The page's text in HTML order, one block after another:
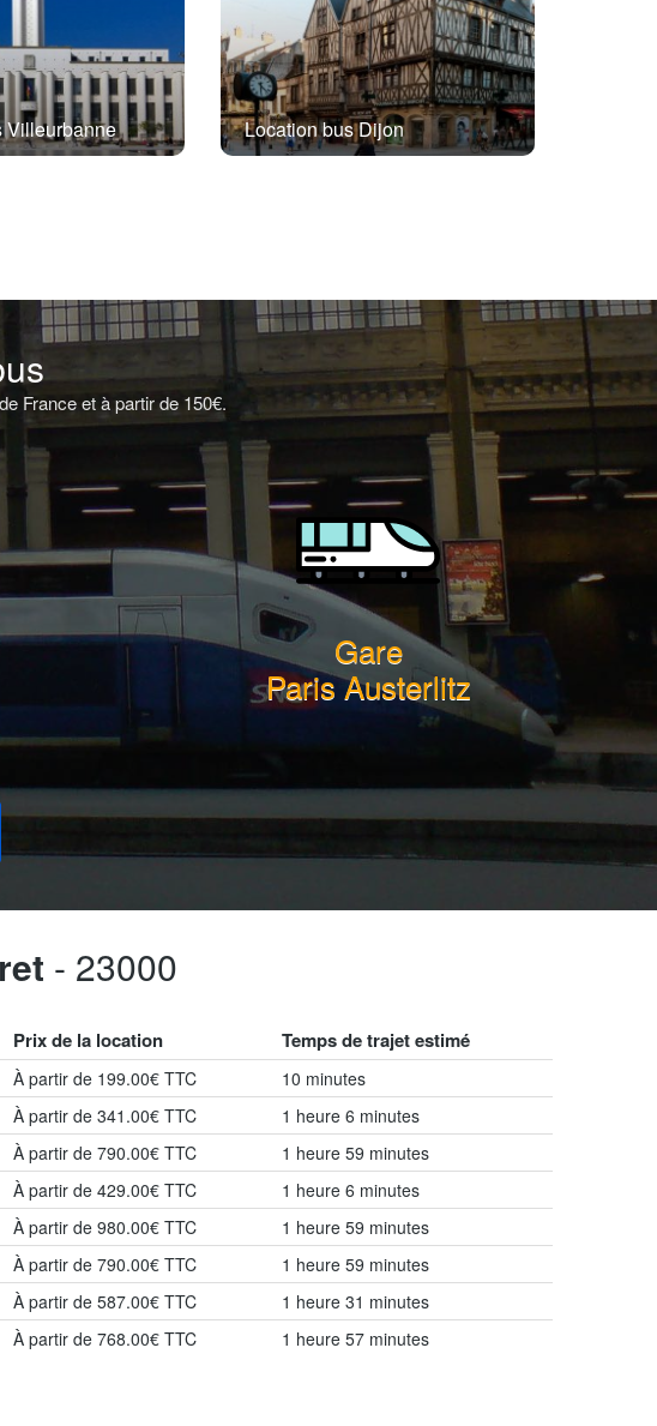
Villeurbanne Location bus Dijon
France et à partir de 150€.
Gare
Paris Austerlitz
- 23000
Prix de la location Temps de trajet estimé
À partir de 199.00€ TTC
10 minutes
À partir de 341.00€ TTC
1 heure 6 minutes
À partir de 790.00€ TTC
1 heure 59 minutes
À partir de 429.00€ TTC
1 heure 6 minutes
À partir de 980.00€ TTC
1 heure 59 minutes
À partir de 790.00€ TTC
1 heure 59 minutes
À partir de 587.00€ TTC
1 heure 31 minutes
À partir de 768.00€ TTC 1 heure 57 minutes